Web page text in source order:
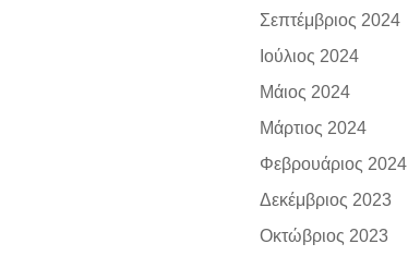
Σεπτέμβριος 2024
Ιούλιος 2024
Μάιος 2024
Μάρτιος 2024
Φεβρουάριος 2024
Δεκέμβριος 2023
Οκτώβριος 2023